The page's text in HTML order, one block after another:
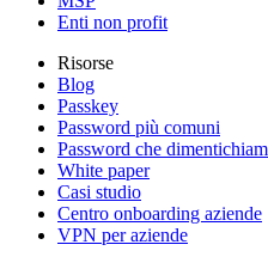
Enti non profit
Risorse
Blog
Passkey
Password più comuni
Password che
White paper
Casi studio
Centro onboarding aziende
VPN per aziende